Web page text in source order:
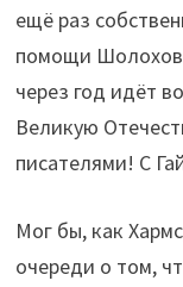
ещё раз
помощи
через год идёт
Великую
писателями! С
Мог бы, как
очереди о том,